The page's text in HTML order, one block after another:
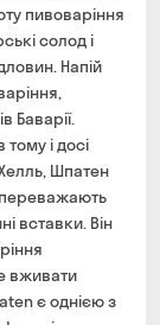
пивоваріння
солод і
Напій
Баварії.
і досі
Шпатен
вставки. Він
вживати
є однією з